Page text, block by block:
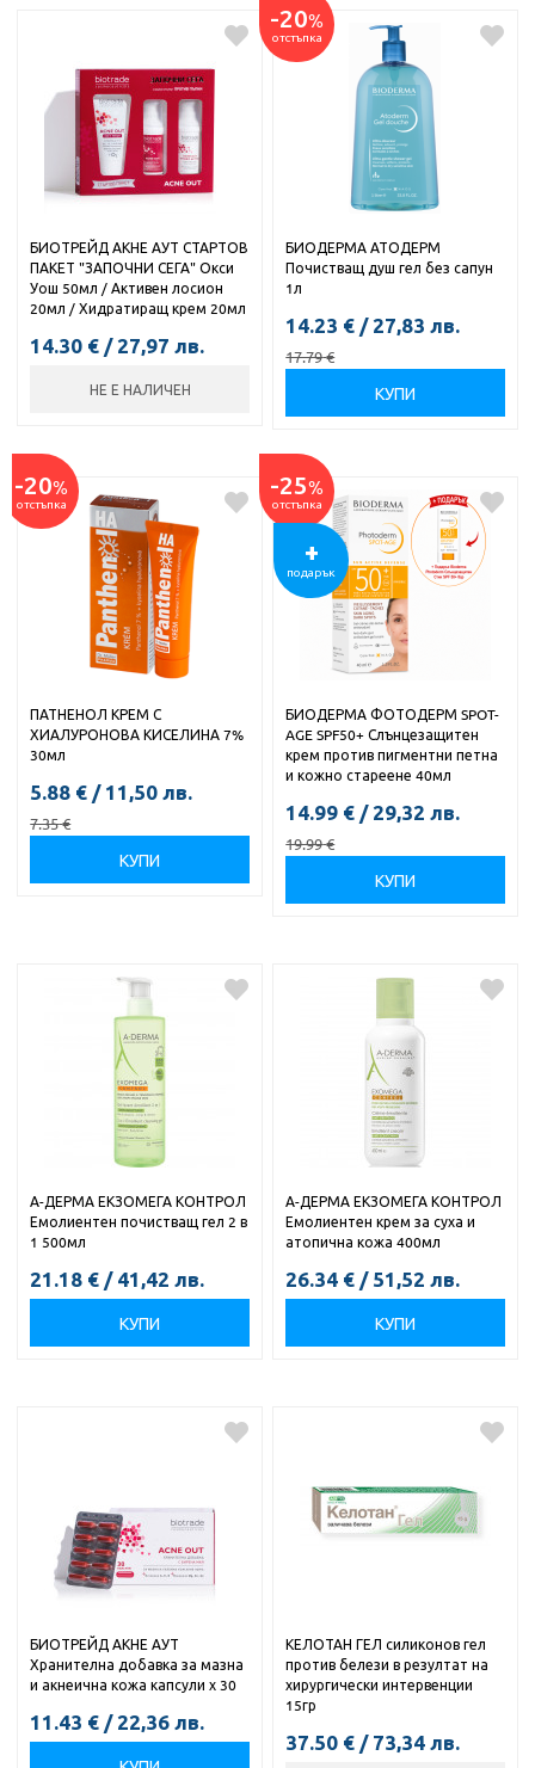
БИОТРЕЙД АКНЕ АУТ СТАРТОВ
ПАКЕТ "ЗАПОЧНИ СЕГА" Окси
Уош 50мл / Активен лосион
20мл / Хидратиращ крем 20мл
14.30 € / 27,97 лв.
НЕ Е НАЛИЧЕН
-20%
отстъпка
БИОДЕРМА АТОДЕРМ
Почистващ душ гел без сапун
1л
14.23 € / 27,83 лв.
17.79€
КУПИ
-20%
отстъпка
ПАТНЕНОЛ КРЕМ С
ХИАЛУРОНОВА КИСЕЛИНА 7%
30мл
5.88 € / 11,50 лв.
7.35€
КУПИ
-25%
отстъпка
+
подарък
БИОДЕРМА ФОТОДЕРМ SPOT-
AGE SPF50+ Слънцезащитен
крем против пигментни петна
и кожно стареене 40мл
14.99 € / 29,32 лв.
19.99€
КУПИ
А-ДЕРМА ЕКЗОМЕГА КОНТРОЛ
Емолиентен почистващ гел 2 в
1 500мл
21.18 € / 41,42 лв.
КУПИ
А-ДЕРМА ЕКЗОМЕГА КОНТРОЛ
Емолиентен крем за суха и
атопична кожа 400мл
26.34 € / 51,52 лв.
КУПИ
БИОТРЕЙД АКНЕ АУТ
Хранителна добавка за мазна
и акнеична кожа капсули х 30
11.43 € / 22,36 лв.
КЕЛОТАН ГЕЛ силиконов гел
против белези в резултат на
хирургически интервенции
15гр
37.50 € / 73,34 лв.